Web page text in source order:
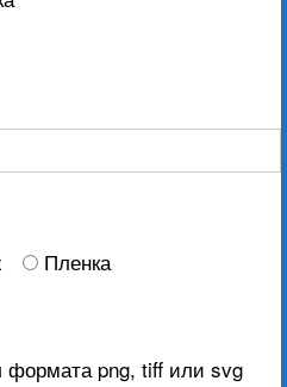
Пленка
png, tiff или svg